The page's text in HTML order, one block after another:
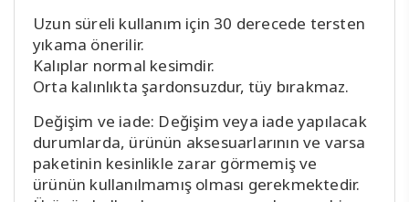
Uzun süreli kullanım için 30 derecede tersten
yıkama önerilir.
Kalıplar normal kesimdir.
Orta kalınlıkta şardonsuzdur, tüy bırakmaz.
Değişim ve iade: Değişim veya iade yapılacak
durumlarda, ürünün aksesuarlarının ve varsa
paketinin kesinlikle zarar görmemiş ve
ürünün kullanılmamış olması gerekmektedir.